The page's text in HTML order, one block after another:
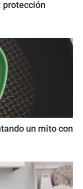
protección
un mito con